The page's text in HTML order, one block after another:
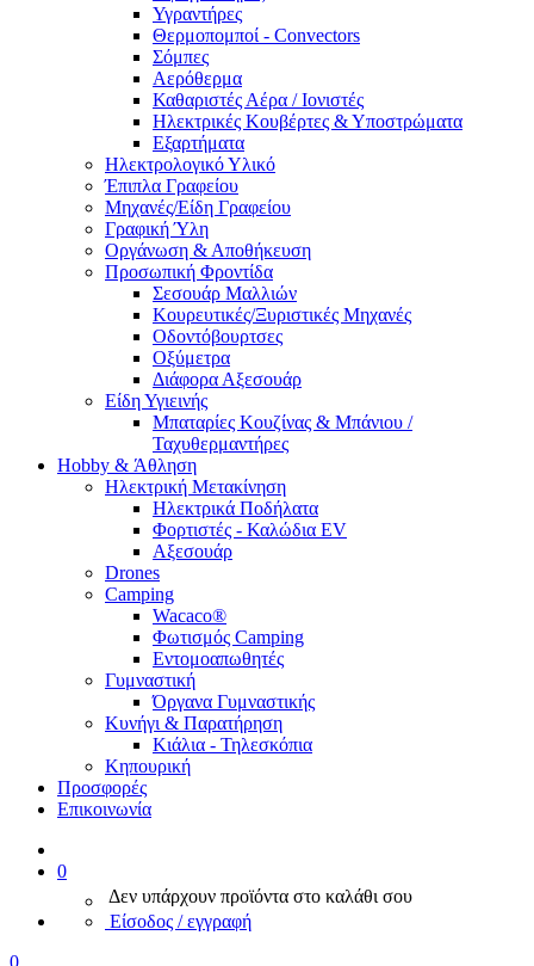
Υγραντήρες
Θερμοπομποί - Convectors
Σόμπες
Αερόθερμα
Καθαριστές Αέρα / Ιονιστές
Ηλεκτρικές Κουβέρτες & Υποστρώματα
Εξαρτήματα
Ηλεκτρολογικό Υλικό
Έπιπλα Γραφείου
Μηχανές/Είδη Γραφείου
Γραφική Ύλη
Οργάνωση & Αποθήκευση
Προσωπική Φροντίδα
Σεσουάρ Μαλλιών
Κουρευτικές/Ξυριστικές Μηχανές
Οδοντόβουρτσες
Οξύμετρα
Διάφορα Αξεσουάρ
Είδη Υγιεινής
Μπαταρίες Κουζίνας & Μπάνιου /
Ταχυθερμαντήρες
Ηobby & Άθληση
Ηλεκτρική Μετακίνηση
Ηλεκτρικά Ποδήλατα
Φορτιστές - Καλώδια EV
Αξεσουάρ
Drones
Camping
Wacaco®
Φωτισμός Camping
Εντομοαπωθητές
Γυμναστική
Όργανα Γυμναστικής
Κυνήγι & Παρατήρηση
Κιάλια - Τηλεσκόπια
Κηπουρική
Προσφορές
Επικοινωνία
0
Δεν υπάρχουν προϊόντα στο καλάθι σου
Είσοδος / εγγραφή
0